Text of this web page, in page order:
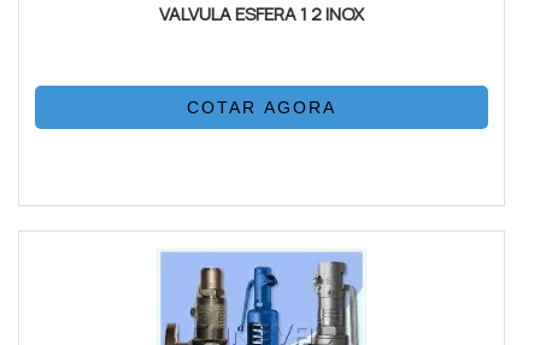
VALVULA ESFERA 1 2 INOX
COTAR AGORA